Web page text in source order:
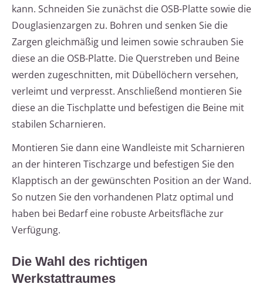
kann. Schneiden Sie zunächst die OSB-Platte sowie die
Douglasienzargen zu. Bohren und senken Sie die
Zargen gleichmäßig und leimen sowie schrauben Sie
diese an die OSB-Platte. Die Querstreben und Beine
werden zugeschnitten, mit Dübellöchern versehen,
verleimt und verpresst. Anschließend montieren Sie
diese an die Tischplatte und befestigen die Beine mit
stabilen Scharnieren.
Montieren Sie dann eine Wandleiste mit Scharnieren
an der hinteren Tischzarge und befestigen Sie den
Klapptisch an der gewünschten Position an der Wand.
So nutzen Sie den vorhandenen Platz optimal und
haben bei Bedarf eine robuste Arbeitsfläche zur
Verfügung.
Die Wahl des richtigen
Werkstattraumes